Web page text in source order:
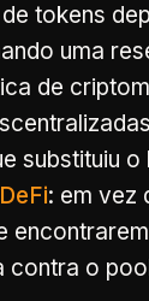
tokens
uma
de
substituiu
DeFi: em vez
contra o